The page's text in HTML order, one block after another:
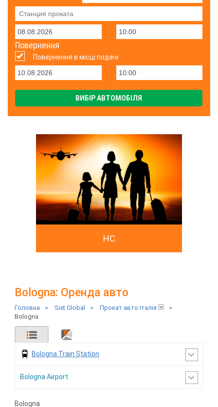
Повернення
Повернення в місці подачі
ВИБІР АВТОМОБІЛЯ
HC
Bologna: Оренда авто
Головна > Sixt Global > Прокат авто Італія
>
Bologna
Bologna Train Station
Bologna Airport
Bologna